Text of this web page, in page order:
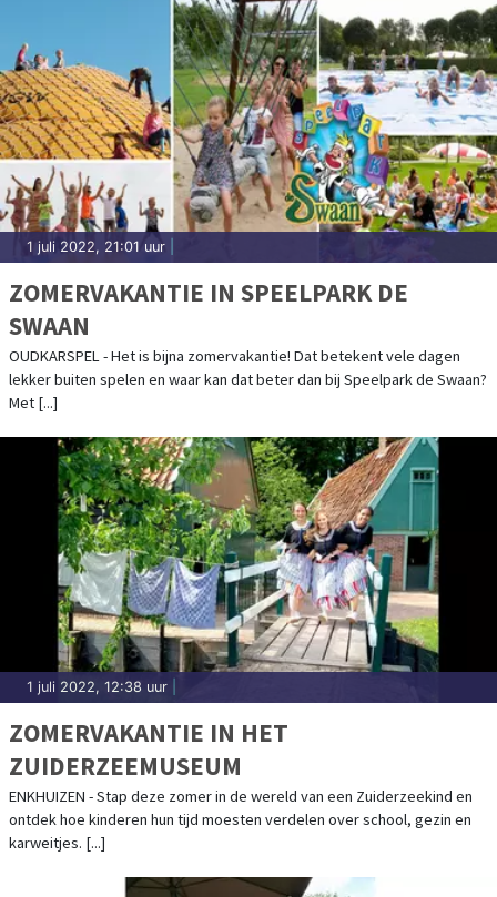
1 juli 2022, 21:01 uur
ZOMERVAKANTIE IN SPEELPARK DE
SWAAN
OUDKARSPEL - Het is bijna zomervakantie! Dat betekent vele dagen
lekker buiten spelen en waar kan dat beter dan bij Speelpark de Swaan?
Met [...]
1 juli 2022, 12:38 uur
ZOMERVAKANTIE IN HET
ZUIDERZEEMUSEUM
ENKHUIZEN - Stap deze zomer in de wereld van een Zuiderzeekind en
ontdek hoe kinderen hun tijd moesten verdelen over school, gezin en
karweitjes. [...]